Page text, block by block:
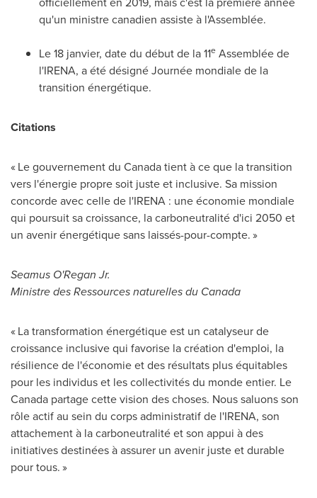
qu'un ministre canadien assiste à l'Assemblée.
Le 18 janvier, date du début de la 11e Assemblée de
l'IRENA, a été désigné Journée mondiale de la
transition énergétique.
Citations
« Le gouvernement du Canada tient à ce que la transition
vers l'énergie propre soit juste et inclusive. Sa mission
concorde avec celle de l'IRENA : une économie mondiale
qui poursuit sa croissance, la carboneutralité d'ici 2050 et
un avenir énergétique sans laissés-pour-compte. »
Seamus O'Regan Jr.
Ministre des Ressources naturelles du Canada
« La transformation énergétique est un catalyseur de
croissance inclusive qui favorise la création d'emploi, la
résilience de l'économie et des résultats plus équitables
pour les individus et les collectivités du monde entier. Le
Canada partage cette vision des choses. Nous saluons son
rôle actif au sein du corps administratif de l'IRENA, son
attachement à la carboneutralité et son appui à des
initiatives destinées à assurer un avenir juste et durable
pour tous. »